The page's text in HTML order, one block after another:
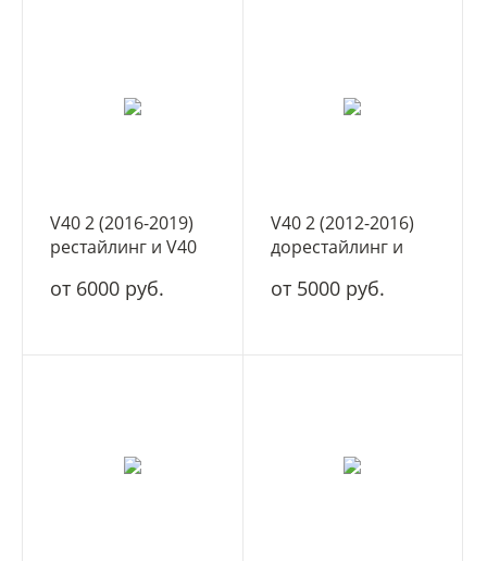
V40 2 (2016-2019)
рестайлинг и V40
(2016-2019)
от 6000 руб.
V40 2 (2012-2016)
дорестайлинг и
(2012-2016)
от 5000 руб.